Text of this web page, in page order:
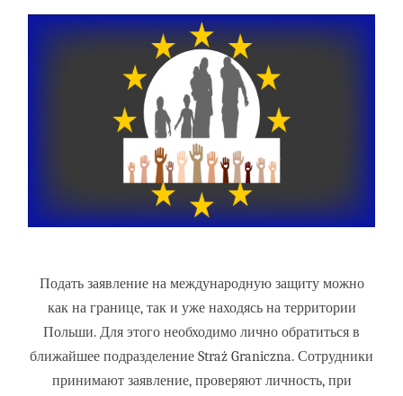
Подать заявление на международную защиту можно
как на границе, так и уже находясь на территории
Польши. Для этого необходимо лично обратиться в
ближайшее подразделение Straż Graniczna. Сотрудники
принимают заявление, проверяют личность, при